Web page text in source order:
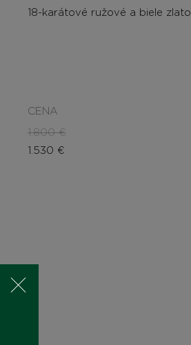
18-karátové ružové a biele zlato
CENA
1.800€
1.530 €